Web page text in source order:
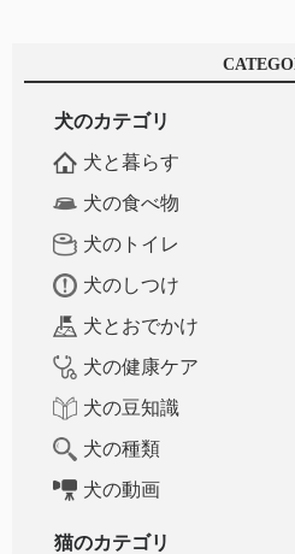
犬のカテゴリ
犬と暮らす
犬の食べ物
犬のトイレ
犬のしつけ
犬とおでかけ
犬の健康ケア
犬の豆知識
犬の種類
犬の動画
猫のカテゴリ